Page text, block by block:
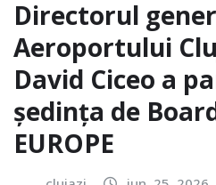
Directorul
Aeroportului
David Ciceo a
ședința de
EUROPE